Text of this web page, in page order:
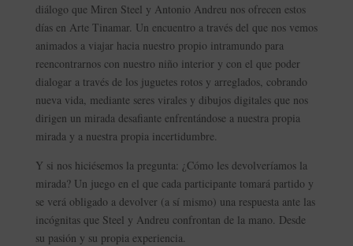
diálogo que Miren Steel y Antonio Andreu nos ofrecen estos
días en Arte Tinamar. Un encuentro a través del que nos vemos
animados a viajar hacia nuestro propio intramundo para
reencontrarnos con nuestro niño interior y con el que poder
dialogar a través de los juguetes rotos y arreglados, cobrando
nueva vida, mediante seres virales y dibujos digitales que nos
dirigen un mirada desafiante enfrentándose a nuestra propia
mirada y a nuestra propia incertidumbre.
Y si nos hiciésemos la pregunta: ¿Cómo les devolveríamos la
mirada? Un juego en el que cada participante tomará partido y
se verá obligado a devolver (a sí mismo) una respuesta ante las
incógnitas que Steel y Andreu confrontan de la mano. Desde
su pasión y su propia experiencia.